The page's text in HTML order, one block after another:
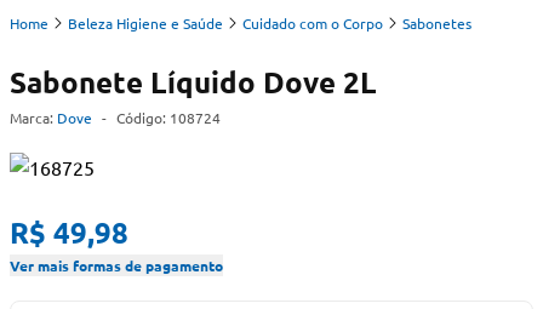
Home Beleza Higiene e Saúde Cuidado com o Corpo Sabonetes
Sabonete Líquido Dove 2L
Marca: Dove - Código: 108724
R$ 49,98
Ver mais formas de pagamento